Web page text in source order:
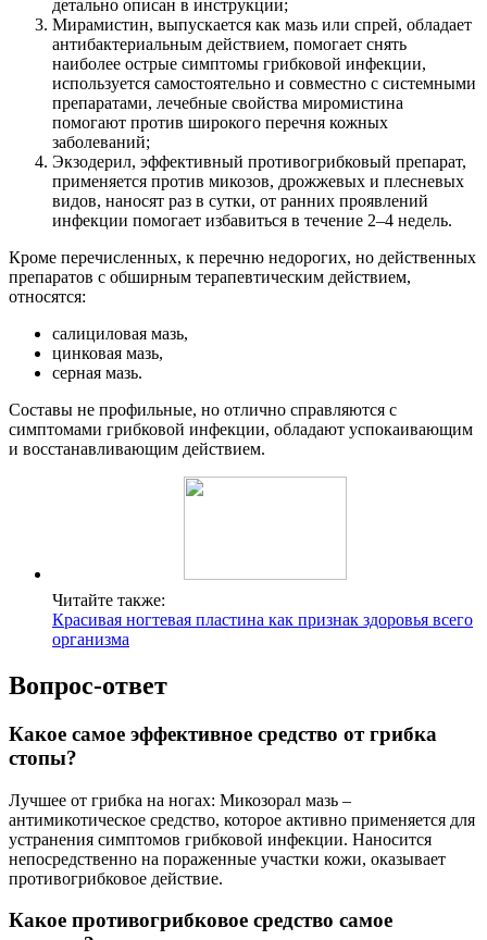
детально описан в инструкции;
Мирамистин, выпускается как мазь или спрей, обладает
антибактериальным действием, помогает снять
наиболее острые симптомы грибковой инфекции,
используется самостоятельно и совместно с системными
препаратами, лечебные свойства миромистина
помогают против широкого перечня кожных
заболеваний;
Экзодерил, эффективный противогрибковый препарат,
применяется против микозов, дрожжевых и плесневых
видов, наносят раз в сутки, от ранних проявлений
инфекции помогает избавиться в течение 2–4 недель.
Кроме перечисленных, к перечню недорогих, но действенных
препаратов с обширным терапевтическим действием,
относятся:
салициловая мазь,
цинковая мазь,
серная мазь.
Составы не профильные, но отлично справляются с
симптомами грибковой инфекции, обладают успокаивающим
и восстанавливающим действием.
Читайте также:
Красивая ногтевая пластина как признак здоровья всего
организма
Вопрос-ответ
Какое самое эффективное средство от грибка
стопы?
Лучшее от грибка на ногах: Микозорал мазь –
антимикотическое средство, которое активно применяется для
устранения симптомов грибковой инфекции. Наносится
непосредственно на пораженные участки кожи, оказывает
противогрибковое действие.
Какое противогрибковое средство самое